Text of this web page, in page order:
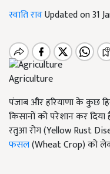
स्वाति रावUpdated on 31
Agriculture
पंजाब और हरियाणा के कुछ
किसानों को परेशान कर दिया
रतुआ रोग (Yellow Rust
फसल(Wheat Crop) को